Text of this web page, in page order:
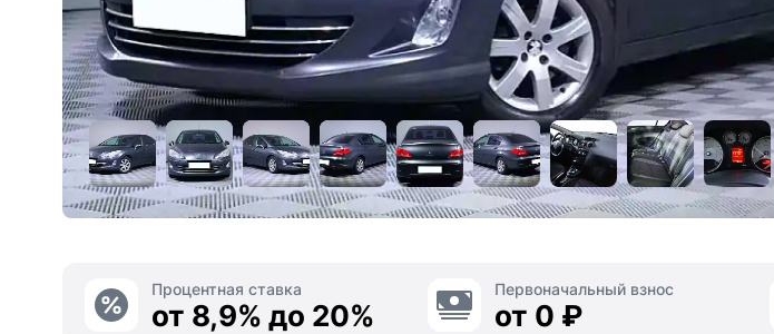
Процентная ставка
от 8,9% до 20%
Первоначальный взнос
от 0 ₽